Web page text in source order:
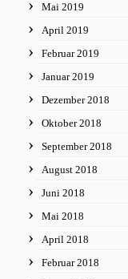
Mai 2019
April 2019
Februar 2019
Januar 2019
Dezember 2018
Oktober 2018
September 2018
August 2018
Juni 2018
Mai 2018
April 2018
Februar 2018